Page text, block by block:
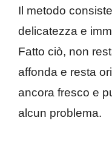
Il metodo
delicatezza e
Fatto ciò, non
affonda e resta
ancora fresco e
alcun problema.